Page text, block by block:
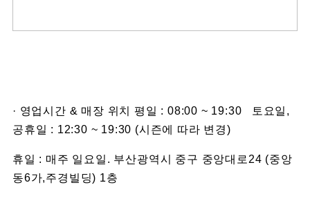
· 영업시간 & 매장 위치 평일 : 08:00 ~ 19:30 토요일,
공휴일 : 12:30 ~ 19:30 (시즌에 따라 변경)
휴일 : 매주 일요일. 부산광역시 중구 중앙대로24 (중앙
동6가,주경빌딩) 1층